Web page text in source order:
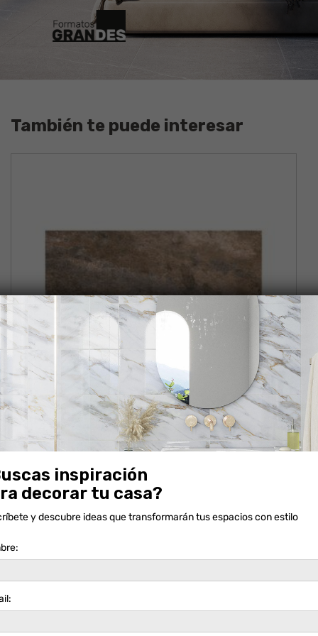
También te puede interesar
SANTUARIO NATURAL
inspiración
decorar tu casa?
y descubre ideas que transformarán tus espacios con estilo